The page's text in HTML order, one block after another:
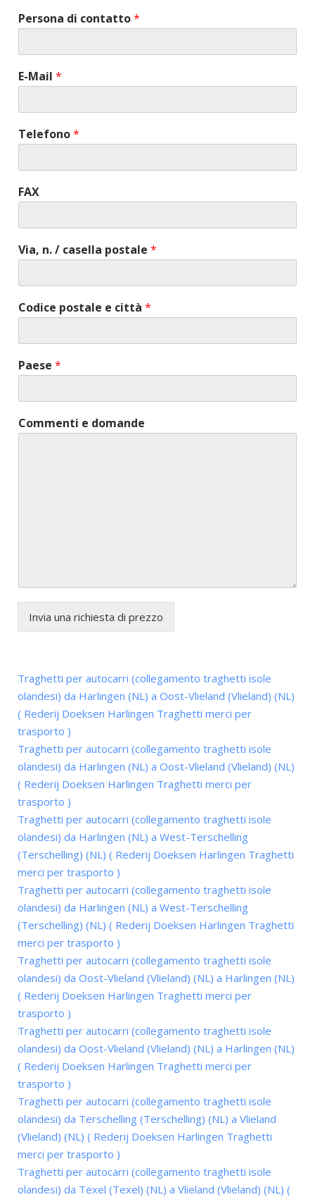
Persona di contatto*
E-Mail *
Telefono*
FAX
Via, n. / casella postale *
Codice postale e città *
Paese *
Commenti e domande
Invia una richiesta di prezzo
Traghetti per autocarri (collegamento traghetti isole
olandesi) da Harlingen (NL) a Oost-Vlieland (Vlieland) (NL)
( Rederij Doeksen Harlingen Traghetti merci per
trasporto )
Traghetti per autocarri (collegamento traghetti isole
olandesi) da Harlingen (NL) a Oost-Vlieland (Vlieland) (NL)
( Rederij Doeksen Harlingen Traghetti merci per
trasporto )
Traghetti per autocarri (collegamento traghetti isole
olandesi) da Harlingen (NL) a West-Terschelling
(Terschelling) (NL) ( Rederij Doeksen Harlingen Traghetti
merci per trasporto )
Traghetti per autocarri (collegamento traghetti isole
olandesi) da Harlingen (NL) a West-Terschelling
(Terschelling) (NL) ( Rederij Doeksen Harlingen Traghetti
merci per trasporto )
Traghetti per autocarri (collegamento traghetti isole
olandesi) da Oost-Vlieland (Vlieland) (NL) a Harlingen (NL)
( Rederij Doeksen Harlingen Traghetti merci per
trasporto )
Traghetti per autocarri (collegamento traghetti isole
olandesi) da Oost-Vlieland (Vlieland) (NL) a Harlingen (NL)
( Rederij Doeksen Harlingen Traghetti merci per
trasporto )
Traghetti per autocarri (collegamento traghetti isole
olandesi) da Terschelling (Terschelling) (NL) a Vlieland
(Vlieland) (NL) ( Rederij Doeksen Harlingen Traghetti
merci per trasporto )
Traghetti per autocarri (collegamento traghetti isole
olandesi) da Texel (Texel) (NL) a Vlieland (Vlieland) (NL) (